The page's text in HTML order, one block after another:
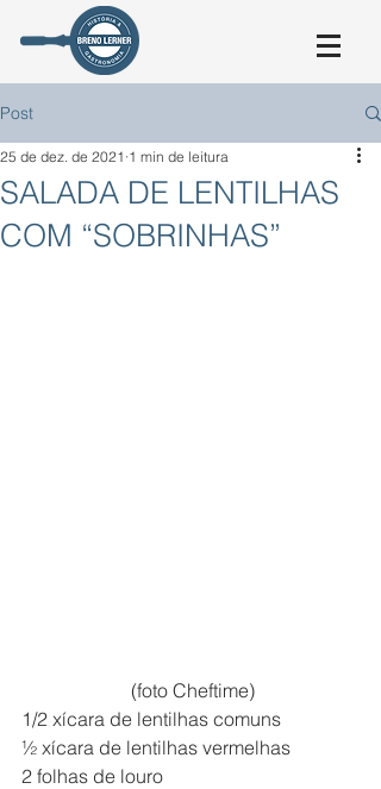
Post
SALADA DE LENTILHAS
COM “SOBRINHAS”
25 de dez. de 2021 1 min de leitura
                       (foto Cheftime)
1/2 xícara de lentilhas comuns
½ xícara de lentilhas vermelhas
2 folhas de louro